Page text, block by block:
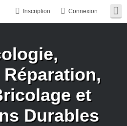
Connexion
Inscription
et
Durables